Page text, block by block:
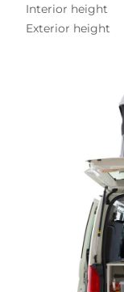
Interior height
Exterior height